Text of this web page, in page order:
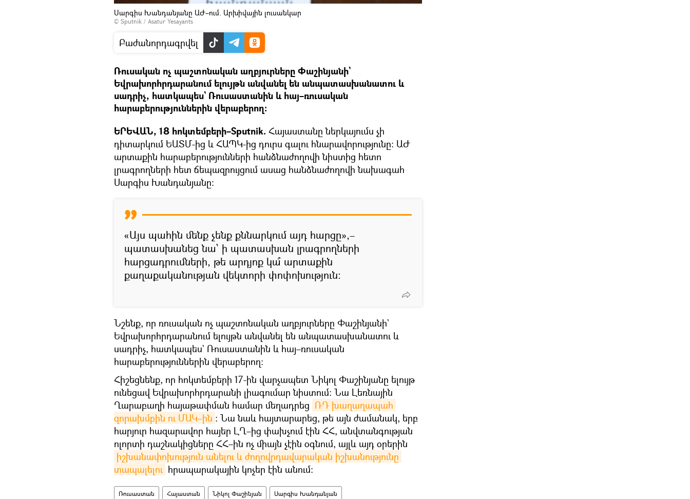
Սարգիս Խանդանյանը ԱԺ–ում. Արխիվային լուսանկար
© Sputnik / Asatur Yesayants
Բաժանորդագրվել
Ռուսական ոչ պաշտոնական աղբյուրները Փաշինյանի`
Եվրախորհրդարանում ելույթն անվանել են անպատասխանատու և
սադրիչ, հատկապես` Ռուսաստանին և հայ–ռուսական
հարաբերություններին վերաբերող։
ԵՐԵՎԱՆ, 18 հոկտեմբերի–Sputnik. Հայաստանը ներկայումս չի
դիտարկում ԵԱՏՄ-ից և ՀԱՊԿ-ից դուրս գալու հնարավորությունը։ ԱԺ
արտաքին հարաբերությունների հանձնաժողովի նիստից հետո
լրագրողների հետ ճեպազրույցում ասաց հանձնաժողովի նախագահ
Սարգիս Խանդանյանը։
«Այս պահին մենք չենք քննարկում այդ հարցը»,–
պատասխանեց նա` ի պատասխան լրագրողների
հարցադրումների, թե արդյոք կա՞ արտաքին
քաղաքականության վեկտորի փոփոխություն։
Նշենք, որ ռուսական ոչ պաշտոնական աղբյուրները Փաշինյանի`
Եվրախորհրդարանում ելույթն անվանել են անպատասխանատու և
սադրիչ, հատկապես` Ռուսաստանին և հայ–ռուսական
հարաբերություններին վերաբերող։
Հիշեցնենք, որ հոկտեմբերի 17-ին վարչապետ Նիկոլ Փաշինյանը ելույթ
ունեցավ Եվրախորհրդարանի լիագումար նիստում։ Նա Լեռնային
Ղարաբաղի հայաթափման համար մեղադրեց ՌԴ խաղաղապահ
զորախմբին ու ՄԱԿ–ին ։ Նա նաև հայտարարեց, թե այն ժամանակ, երբ
հարյուր հազարավոր հայեր ԼՂ–ից փախչում էին ՀՀ, անվտանգության
ոլորտի դաշնակիցները ՀՀ–ին ոչ միայն չէին օգնում, այլև այդ օրերին
իշխանափոխություն անելու և ժողովրդավարական իշխանությունը
տապալելու հրապարակային կոչեր էին անում։
Ռուսաստան Հայաստան Նիկոլ Փաշինյան Սարգիս Խանդանյան